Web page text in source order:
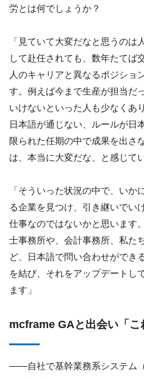
労とは何でしょうか？
「見ていて大変だなと思うのは
して赴任されても、数年たてば
人のキャリアと異なるポジショ
す。例えば今まで生産が担当だ
いけないといった人も少なくあ
日本語が通じない、ルールが日
限られた任期の中で成果を出さ
は、本当に大変だな、と感じて
「そういった状況の中で、いか
る企業を見つけ、引き継いでい
仕事なのではないかと思います
士事務所や、会計事務所、私た
ど、日本語で問い合わせができ
を結び、それをアップデートし
ます」
mcframe GAと出会い「こ
――自社で基幹業務系システム